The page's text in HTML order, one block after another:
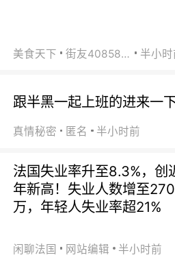
美食天下 街友40858442 半小时
跟半黑一起上班的进来一
真情秘密 匿名 半小时前
法国失业率升至8.3%，创
年新高！失业人数增至270
万，年轻人失业率超21%
闲聊法国 网站编辑 半小时前